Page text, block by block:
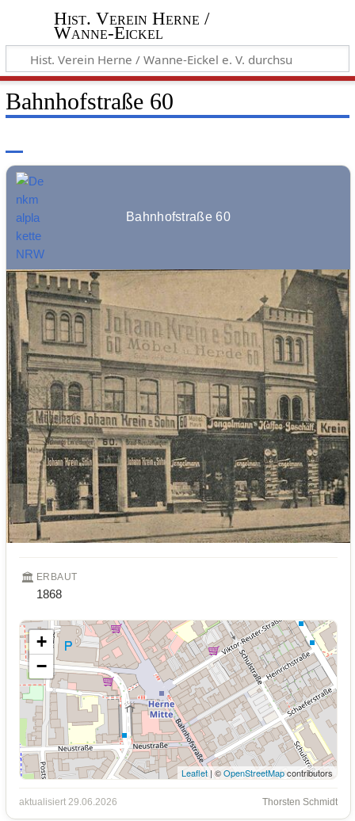
Hist. Verein Herne /
Wanne-Eickel
Bahnhofstraße 60
Bahnhofstraße 60
🏛️ ERBAUT
1868
+
−
Leaflet| ©OpenStreetMapcontributors
aktualisiert 29.06.2026 Thorsten Schmidt